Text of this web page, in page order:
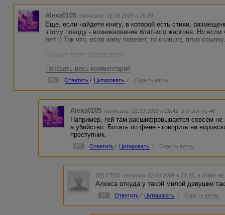
Alexa0105 написала 22.09.2009 в 20:39
Еще, если найдете книгу, в которой есть стихи,
этому поводу - возникновение блатного жаргона. Но
лет :) Так что, если кому повезет, то скиньте, плиз
Бушует море беспредела
Тебе до этого нет дела? –
Так следующий – ты!
Не сторонись: твоя свобода
И жизнь твоя – не плод мечты.
Сегодня жертва часть народа,
А завтра жертва – ты!
Ты слышишь: детский крик на помощь
Зовет из темноты…
Тебе решать, как быть, но помни –
Сегодня – кто-то, завтра – ты!
И если в схватке наглой силе
Уступишь и сбежишь в кусты,
Ее рабом ты будешь, или –
Ее подножьем будешь ты!
Синодик помнится печальный.
Показать весь комментарий
Ответить / Цитировать / Скрыть ветку
Alexa0105 написала 22.09.2009 в 20:42 в ответ на #6
Например, гей там расшифровывается совсем не
а убийство. Ботать по фене - говорить на
преступник.
#7 Ответить / Цитировать / Скрыть ветку
DELETED написал 22.09.2009 в 21:35 в ответ на
Алекса откуда у такой милой девушки
#8 Ответить / Цитировать / Скрыть ветку